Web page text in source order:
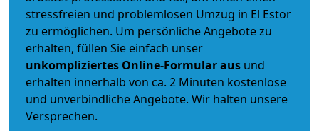
stressfreien und problemlosen Umzug in El Estor
zu ermöglichen. Um persönliche Angebote zu
erhalten, füllen Sie einfach unser
unkompliziertes Online-Formular aus und
erhalten innerhalb von ca. 2 Minuten kostenlose
und unverbindliche Angebote. Wir halten unsere
Versprechen.